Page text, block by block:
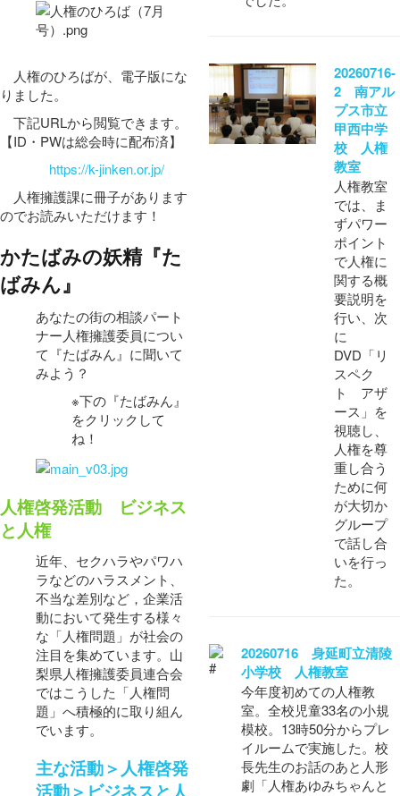
人権のひろばが、電子版にな
りました。
下記URLから閲覧できます。
【ID・PWは総会時に配布済】
https://k-jinken.or.jp/
人権擁護課に冊子があります
のでお読みいただけます！
かたばみの妖精『た
ばみん』
あなたの街の相談パート
ナー人権擁護委員につい
て『たばみん』に聞いて
みよう？
※下の『たばみん』
をクリックして
ね！
人権啓発活動 ビジネス
と人権
近年、セクハラやパワハ
ラなどのハラスメント、
不当な差別など，企業活
動において発生する様々
な「人権問題」が社会の
注目を集めています。山
梨県人権擁護委員連合会
ではこうした「人権問
題」へ積極的に取り組ん
でいます。
主な活動＞人権啓発
活動＞ビジネスと人
20260716-
2 南アル
プス市立
甲西中学
校 人権
教室
人権教室
では、ま
ずパワー
ポイント
で人権に
関する概
要説明を
行い、次
に
DVD「リ
スペク
ト アザ
ース」を
視聴し、
人権を尊
重し合う
ために何
が大切か
グループ
で話し合
いを行っ
た。
20260716 身延町立清陵
小学校 人権教室
今年度初めての人権教
室。全校児童33名の小規
模校。13時50分からプレ
イルームで実施した。校
長先生のお話のあと人形
劇「人権あゆみちゃんと